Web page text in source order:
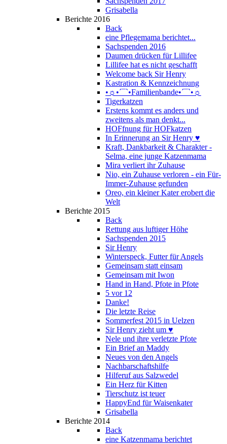
Grisabella
Berichte 2016
Back
eine Pflegemama berichtet...
Sachspenden 2016
Daumen drücken für Lillifee
Lillifee hat es nicht geschafft
Welcome back Sir Henry
Kastration & Kennzeichnung
•☼•´¯`•Familienbande•´¯`•☼
Tigerkatzen
Erstens kommt es anders und
zweitens als man denkt...
HOFfnung für HOFkatzen
In Erinnerung an Sir Henry ♥
Kraft, Dankbarkeit & Charakter -
Selma, eine junge Katzenmama
Mira verliert ihr Zuhause
Nio, ein Zuhause verloren - ein Für-
Immer-Zuhause gefunden
Oreo, ein kleiner Kater erobert die
Welt
Berichte 2015
Back
Rettung aus luftiger Höhe
Sachspenden 2015
Sir Henry
Winterspeck, Futter für Angels
Gemeinsam statt einsam
Gemeinsam mit Iwon
Hand in Hand, Pfote in Pfote
5 vor 12
Danke!
Die letzte Reise
Sommerfest 2015 in Uelzen
Sir Henry zieht um ♥
Nele und ihre verletzte Pfote
Ein Brief an Maddy
Neues von den Angels
Nachbarschaftshilfe
Hilferuf aus Salzwedel
Ein Herz für Kitten
Tierschutz ist teuer
HappyEnd für Waisenkater
Grisabella
Berichte 2014
Back
eine Katzenmama berichtet